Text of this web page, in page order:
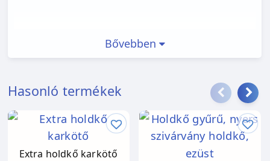
Bővebben
Hasonló termékek
Extra holdkő karkötő